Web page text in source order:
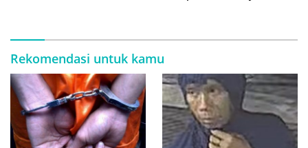
Rekomendasi untuk kamu